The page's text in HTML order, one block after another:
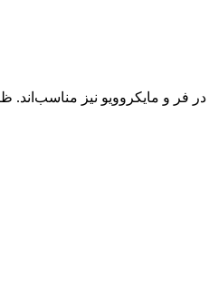
و مایکروویو نیز مناسب‌اند.